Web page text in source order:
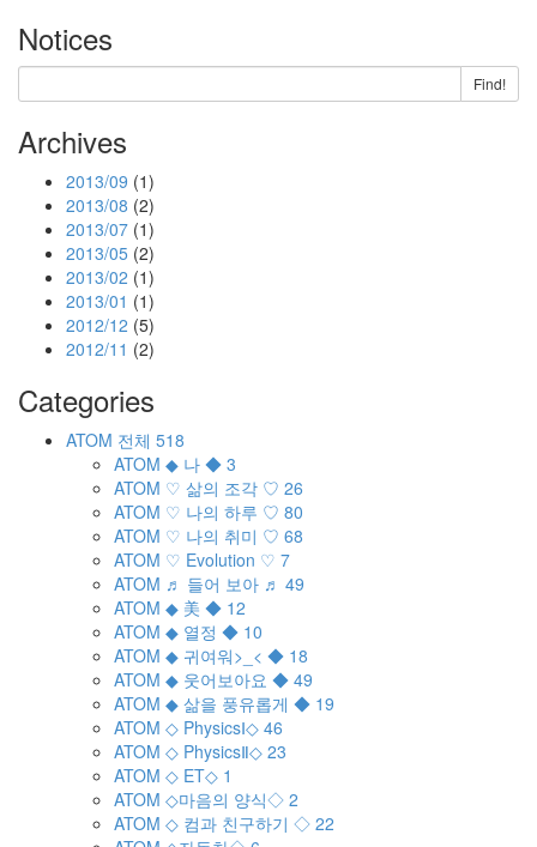
Notices
Find!
Archives
2013/09 (1)
2013/08 (2)
2013/07 (1)
2013/05 (2)
2013/02 (1)
2013/01 (1)
2012/12 (5)
2012/11 (2)
Categories
ATOM 전체 518
ATOM ◆ 나 ◆ 3
ATOM ♡ 삶의 조각 ♡ 26
ATOM ♡ 나의 하루 ♡ 80
ATOM ♡ 나의 취미 ♡ 68
ATOM ♡ Evolution ♡ 7
ATOM ♬ 들어 보아 ♬ 49
ATOM ◆ 美 ◆ 12
ATOM ◆ 열정 ◆ 10
ATOM ◆ 귀여워>_< ◆ 18
ATOM ◆ 웃어보아요 ◆ 49
ATOM ◆ 삶을 풍유롭게 ◆ 19
ATOM ◇ PhysicsⅠ◇ 46
ATOM ◇ PhysicsⅡ◇ 23
ATOM ◇ ET◇ 1
ATOM ◇마음의 양식◇ 2
ATOM ◇ 컴과 친구하기 ◇ 22